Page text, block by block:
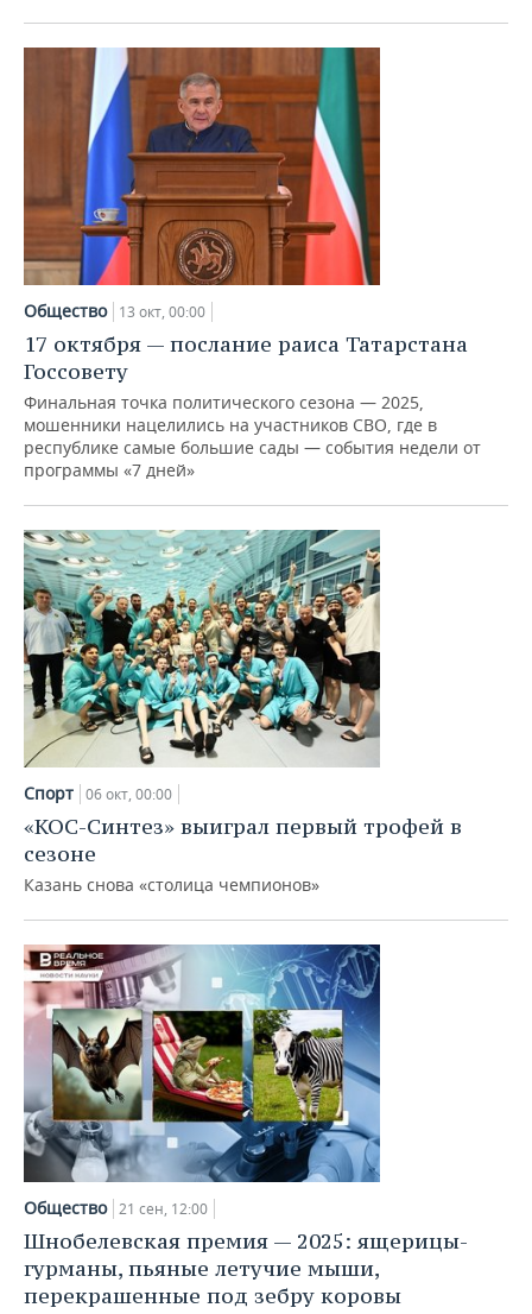
Общество 13 окт, 00:00
17 октября — послание раиса Татарстана
Госсовету
Финальная точка политического сезона — 2025,
мошенники нацелились на участников СВО, где в
республике самые большие сады — события недели от
программы «7 дней»
Спорт 06 окт, 00:00
«КОС-Синтез» выиграл первый трофей в
сезоне
Казань снова «столица чемпионов»
Общество 21 сен, 12:00
Шнобелевская премия — 2025: ящерицы-
гурманы, пьяные летучие мыши,
перекрашенные под зебру коровы